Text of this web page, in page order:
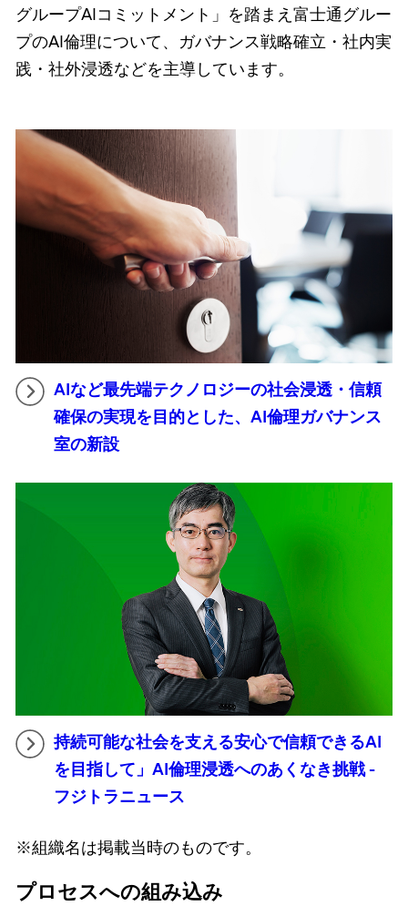
グループAIコミットメント」を踏まえ富士通グルー
プのAI倫理について、ガバナンス戦略確立・社内実
践・社外浸透などを主導しています。
AIなど最先端テクノロジーの社会浸透・信頼
確保の実現を目的とした、AI倫理ガバナンス
室の新設
持続可能な社会を支える安心で信頼できるAI
を目指して」AI倫理浸透へのあくなき挑戦 -
フジトラニュース
※組織名は掲載当時のものです。
プロセスへの組み込み